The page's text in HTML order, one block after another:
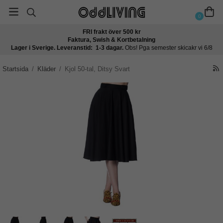
0
FRI frakt över 500 kr
Faktura, Swish & Kortbetalning
Lager i Sverige. Leveranstid: 1-3 dagar. Obs! Pga semester skicakr vi 6/8
Startsida / Kläder / Kjol 50-tal, Ditsy Svart